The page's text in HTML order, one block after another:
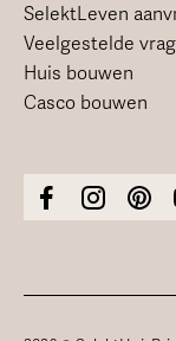
SelektLeven
Veelgestelde
Huis bouwen
Casco bouwen